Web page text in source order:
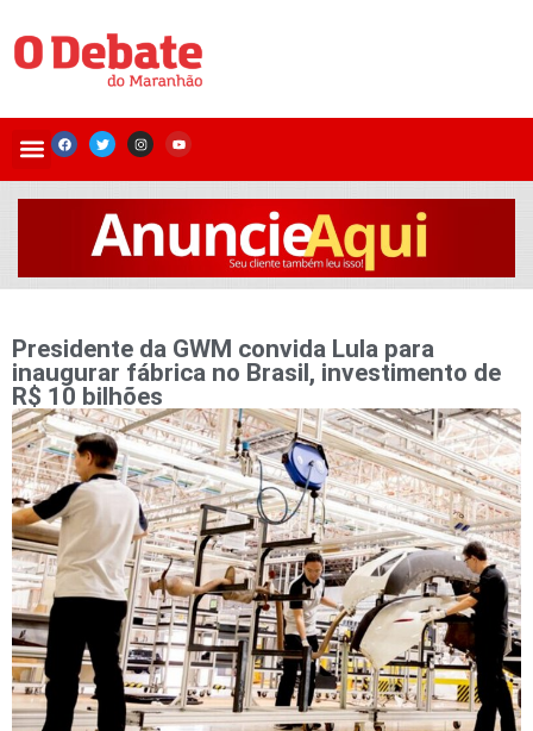
Presidente da GWM convida Lula para
inaugurar fábrica no Brasil, investimento de
R$ 10 bilhões